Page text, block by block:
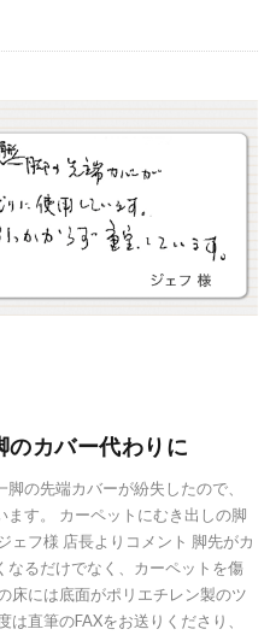
のカバー代わりに
の先端カバーが紛失したので、
す。 カーペットにむき出しの脚
ェフ様 店長よりコメント 脚先がカ
なるだけでなく、カーペットを傷
床には底面がポリエチレン製のツ
直筆のFAXをお送りくださり、